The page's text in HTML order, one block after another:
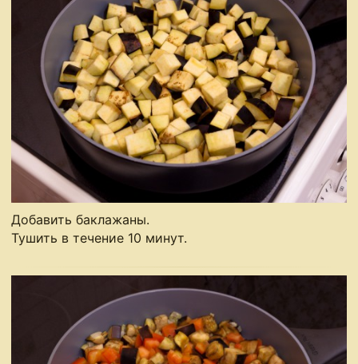
Добавить баклажаны.
Тушить в течение 10 минут.